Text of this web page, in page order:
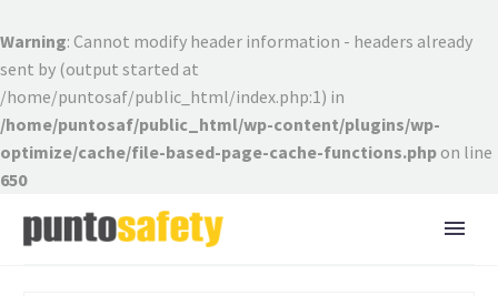
Warning: Cannot modify header information - headers already
sent by (output started at
/home/puntosaf/public_html/index.php:1) in
/home/puntosaf/public_html/wp-content/plugins/wp-
optimize/cache/file-based-page-cache-functions.php on line
650